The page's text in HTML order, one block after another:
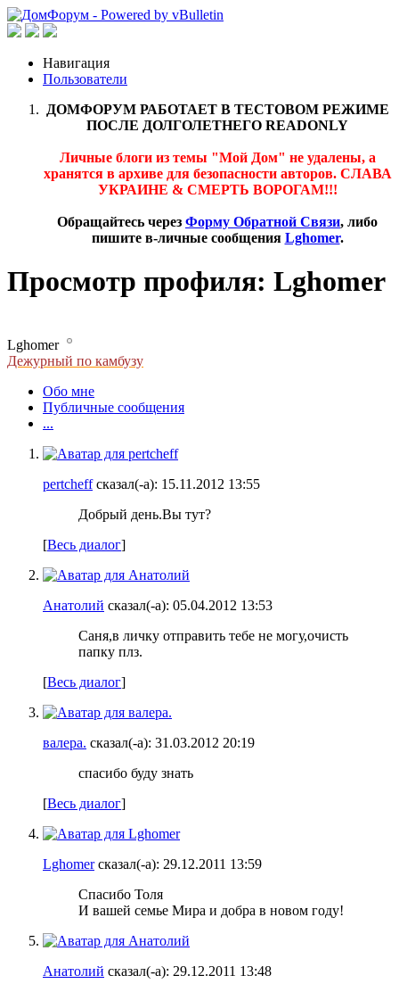
Навигация
Пользователи
ДОМФОРУМ РАБОТАЕТ В ТЕСТОВОМ РЕЖИМЕ
ПОСЛЕ ДОЛГОЛЕТНЕГО READONLY
Личные блоги из темы "Мой Дом" не удалены, а
хранятся в архиве для безопасности авторов. СЛАВА
УКРАИНЕ & СМЕРТЬ ВОРОГАМ!!!
Обращайтесь через Форму Обратной Связи, либо
пишите в-личные сообщения Lghomer.
Просмотр профиля: Lghomer
Lghomer
Дежурный по камбузу
Обо мне
Публичные сообщения
...
pertcheffсказал(-а): 15.11.2012 13:55
Добрый день.Вы тут?
[Весь диалог]
Анатолий сказал(-а): 05.04.2012 13:53
Саня,в личку отправить тебе не могу,очисть
папку плз.
[Весь диалог]
валера. сказал(-а): 31.03.2012 20:19
спасибо буду знать
[Весь диалог]
Lghomerсказал(-а): 29.12.2011 13:59
Спасибо Толя
И вашей семье Мира и добра в новом году!
Анатолий сказал(-а): 29.12.2011 13:48